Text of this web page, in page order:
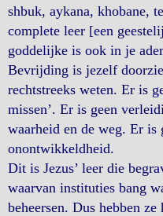
shbuk, aykana, khobane,
complete leer [een
goddelijke is ook in je
Bevrijding is jezelf
rechtstreeks weten. Er is
missen’. Er is geen
waarheid en de weg. Er is
onontwikkeldheid.
Dit is Jezus’ leer die
waarvan instituties bang
beheersen. Dus hebben